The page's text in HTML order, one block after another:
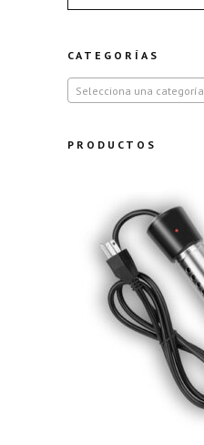
CATEGORÍAS
Selecciona una categoría
PRODUCTOS